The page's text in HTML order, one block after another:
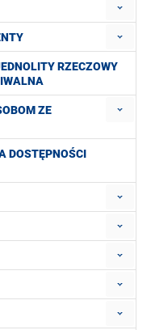
RZECZOWY
ZE
DOSTĘPNOŚCI